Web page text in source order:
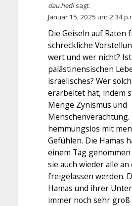
dau.hedi sagt:
Januar 15, 2025 um 2:34
Die Geiseln auf Raten
schreckliche
wert und wer nicht? Ist
palästinensischen
israelisches? Wer
erarbeitet hat, indem
Menge Zynismus und
hemmungslos mit
Gefühlen. Die Hamas
einem Tag
sie auch wieder alle an
freigelassen werden.
Hamas und ihrer
immer noch sehr groß